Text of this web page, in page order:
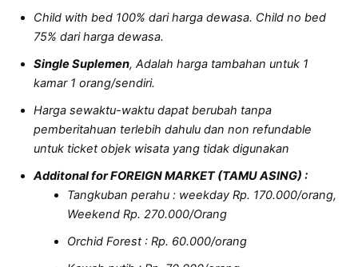
Child with bed 100% dari harga dewasa. Child no bed
75% dari harga dewasa.
Single Suplemen, Adalah harga tambahan untuk 1
kamar 1 orang/sendiri.
Harga sewaktu-waktu dapat berubah tanpa
pemberitahuan terlebih dahulu dan non refundable
untuk ticket objek wisata yang tidak digunakan
Additonal for FOREIGN MARKET (TAMU ASING) :
Tangkuban perahu : weekday Rp. 170.000/orang,
Weekend Rp. 270.000/Orang
Orchid Forest : Rp. 60.000/orang